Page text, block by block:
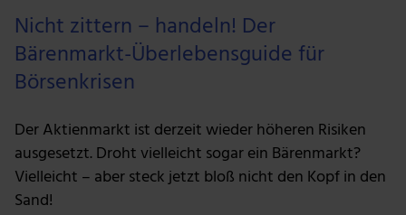
Nicht zittern – handeln! Der
Bärenmarkt-Überlebensguide für
Börsenkrisen
Der Aktienmarkt ist derzeit wieder höheren Risiken
ausgesetzt. Droht vielleicht sogar ein Bärenmarkt?
Vielleicht – aber steck jetzt bloß nicht den Kopf in den
Sand!